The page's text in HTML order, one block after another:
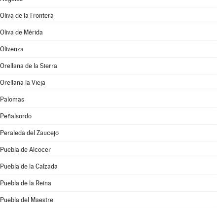
Oliva de la Frontera
Oliva de Mérida
Olivenza
Orellana de la Sierra
Orellana la Vieja
Palomas
Peñalsordo
Peraleda del Zaucejo
Puebla de Alcocer
Puebla de la Calzada
Puebla de la Reina
Puebla del Maestre